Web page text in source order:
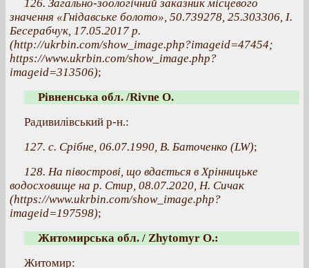
126. Загально-зоологічний заказник місцевого
значення «Гнідавське болото», 50.739278, 25.303306, І.
Бесерабчук, 17.05.2017 р.
(http://ukrbin.com/show_image.php?imageid=47454;
https://www.ukrbin.com/show_image.php?
imageid=313506);
Рівненська обл. /Rivne O.
Радивилівський р-н.:
127. с. Срібне, 06.07.1990, В. Баточенко (LW);
128. На півострові, що вдається в Хрінницьке
водосховище на р. Стир, 08.07.2020, Н. Сичак
(https://www.ukrbin.com/show_image.php?
imageid=197598);
Житомирська обл. / Zhytomyr O.:
Житомир: